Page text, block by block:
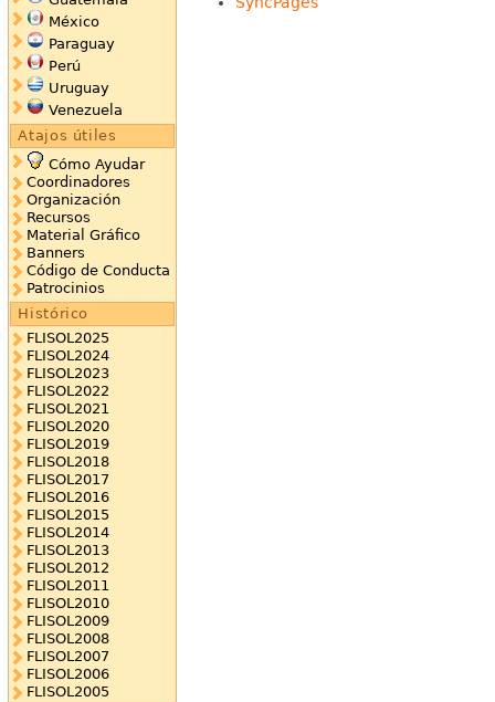
México
Paraguay
Perú
Uruguay
Venezuela
Atajos útiles
Cómo Ayudar
Coordinadores
Organización
Recursos
Material Gráfico
Banners
Código de Conducta
Patrocinios
Histórico
FLISOL2025
FLISOL2024
FLISOL2023
FLISOL2022
FLISOL2021
FLISOL2020
FLISOL2019
FLISOL2018
FLISOL2017
FLISOL2016
FLISOL2015
FLISOL2014
FLISOL2013
FLISOL2012
FLISOL2011
FLISOL2010
FLISOL2009
FLISOL2008
FLISOL2007
FLISOL2006
FLISOL2005